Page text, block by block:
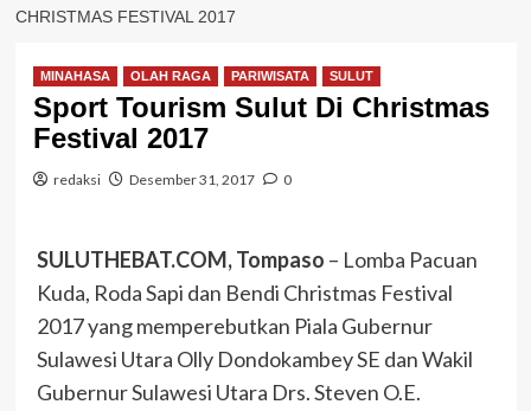
CHRISTMAS FESTIVAL 2017
MINAHASA OLAH RAGA PARIWISATA SULUT
Sport Tourism Sulut Di Christmas
Festival 2017
redaksi Desember 31, 2017 0
SULUTHEBAT.COM, Tompaso – Lomba Pacuan
Kuda, Roda Sapi dan Bendi Christmas Festival
2017 yang memperebutkan Piala Gubernur
Sulawesi Utara Olly Dondokambey SE dan Wakil
Gubernur Sulawesi Utara Drs. Steven O.E.